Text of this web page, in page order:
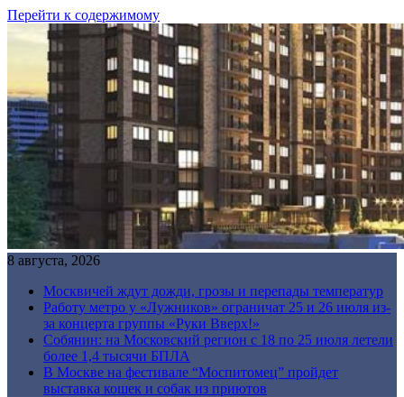
Перейти к содержимому
8 августа, 2026
Москвичей ждут дожди, грозы и перепады температур
Работу метро у «Лужников» ограничат 25 и 26 июля из-
за концерта группы «Руки Вверх!»
Собянин: на Московский регион с 18 по 25 июля летели
более 1,4 тысячи БПЛА
В Москве на фестивале “Моспитомец” пройдет
выставка кошек и собак из приютов